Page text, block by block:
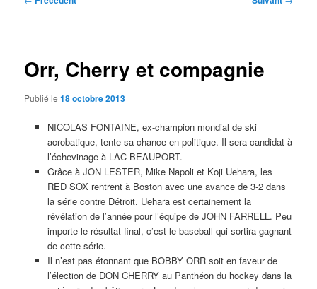
Orr, Cherry et compagnie
Publié le18 octobre 2013
NICOLAS FONTAINE, ex-champion mondial de ski
acrobatique, tente sa chance en politique. Il sera candidat à
l’échevinage à LAC-BEAUPORT.
Grâce à JON LESTER, Mike Napoli et Koji Uehara, les
RED SOX rentrent à Boston avec une avance de 3-2 dans
la série contre Détroit. Uehara est certainement la
révélation de l’année pour l’équipe de JOHN FARRELL. Peu
importe le résultat final, c’est le baseball qui sortira gagnant
de cette série.
Il n’est pas étonnant que BOBBY ORR soit en faveur de
l’élection de DON CHERRY au Panthéon du hockey dans la